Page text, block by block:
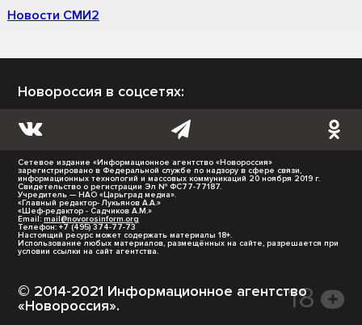
Новости СМИ2
Новороссия в соцсетях:
Сетевое издание «Информационное агентство «Новороссия»
зарегистрировано в Федеральной службе по надзору в сфере связи,
информационных технологий и массовых коммуникаций 20 ноября 2019 г.
Свидетельство о регистрации Эл № ФС77-77187.
Учредитель — НАО «Царьград медиа».
«Главный редактор- Лукьянов А.А.»
«Шеф-редактор - Садчиков А.М.»
Email: mail@novorosinform.org
Телефон: +7 (495) 374-77-73
Настоящий ресурс может содержать материалы 18+.
Использование любых материалов, размещённых на сайте, разрешается при
условии ссылки на сайт агентства.
© 2014-2021 Информационное агентство
«Новороссия».